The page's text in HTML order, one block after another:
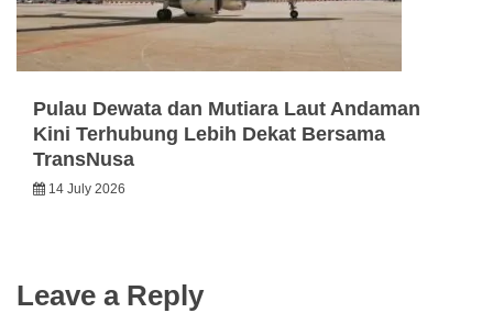
Pulau Dewata dan Mutiara Laut Andaman
Kini Terhubung Lebih Dekat Bersama
TransNusa
14 July 2026
Leave a Reply